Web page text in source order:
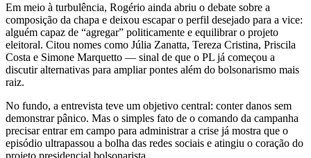
Em meio à turbulência, Rogério ainda abriu o debate sobre a
composição da chapa e deixou escapar o perfil desejado para a vice:
alguém capaz de “agregar” politicamente e equilibrar o projeto
eleitoral. Citou nomes como Júlia Zanatta, Tereza Cristina, Priscila
Costa e Simone Marquetto — sinal de que o PL já começou a
discutir alternativas para ampliar pontes além do bolsonarismo mais
raiz.
No fundo, a entrevista teve um objetivo central: conter danos sem
demonstrar pânico. Mas o simples fato de o comando da campanha
precisar entrar em campo para administrar a crise já mostra que o
episódio ultrapassou a bolha das redes sociais e atingiu o coração do
projeto presidencial bolsonarista.